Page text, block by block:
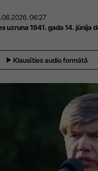
Mediju
Zivju
Zaļā
Vide
06:27
uzruna 1941. gada 14. jūnija
Klausīties audio formātā